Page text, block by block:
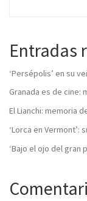
Entradas
‘Persépolis’ en su
Granada es de cine:
El Lianchi: memoria
‘Lorca en Vermont’:
‘Bajo el ojo del gran